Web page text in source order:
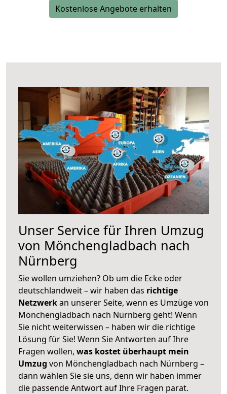
Kostenlose Angebote erhalten
Unser Service für Ihren Umzug
von Mönchengladbach nach
Nürnberg
Sie wollen umziehen? Ob um die Ecke oder
deutschlandweit – wir haben das richtige
Netzwerkan unserer Seite, wenn es Umzüge von
Mönchengladbach nach Nürnberg geht! Wenn
Sie nicht weiterwissen – haben wir die richtige
Lösung für Sie! Wenn Sie Antworten auf Ihre
Fragen wollen, was kostet überhaupt mein
Umzug von Mönchengladbach nach Nürnberg –
dann wählen Sie sie uns, denn wir haben immer
die passende Antwort auf Ihre Fragen parat.